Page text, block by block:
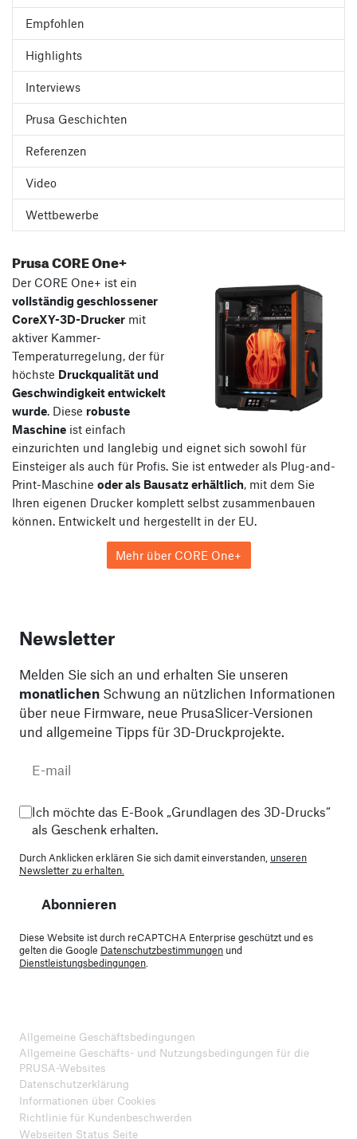
Empfohlen
Highlights
Interviews
Prusa Geschichten
Referenzen
Video
Wettbewerbe
Prusa CORE One+
Der CORE One+ ist ein
vollständig geschlossener
CoreXY-3D-Drucker mit
aktiver Kammer-
Temperaturregelung, der für
höchste Druckqualität und
Geschwindigkeit entwickelt
wurde. Diese robuste
Maschine ist einfach
einzurichten und langlebig und eignet sich sowohl für
Einsteiger als auch für Profis. Sie ist entweder als Plug-and-
Print-Maschine oder als Bausatz erhältlich, mit dem Sie
Ihren eigenen Drucker komplett selbst zusammenbauen
können. Entwickelt und hergestellt in der EU.
Mehr über CORE One+
Newsletter
Melden Sie sich an und erhalten Sie unseren
monatlichen Schwung an nützlichen Informationen
über neue Firmware, neue PrusaSlicer-Versionen
und allgemeine Tipps für 3D-Druckprojekte.
Ich möchte das E-Book „Grundlagen des 3D-Drucks“
als Geschenk erhalten.
Durch Anklicken erklären Sie sich damit einverstanden, unseren
Newsletter zu erhalten.
Abonnieren
Diese Website ist durch reCAPTCHA Enterprise geschützt und es
gelten die Google Datenschutzbestimmungen und
Dienstleistungsbedingungen
Allgemeine Geschäftsbedingungen
Allgemeine Geschäfts- und Nutzungsbedingungen für die
PRUSA-Websites
Datenschutzerklärung
Informationen über Cookies
Richtlinie für Kundenbeschwerden
Webseiten Status Seite